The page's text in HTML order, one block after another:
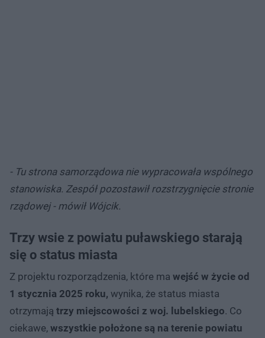
- Tu strona samorządowa nie wypracowała wspólnego
stanowiska. Zespół pozostawił rozstrzygnięcie stronie
rządowej - mówił Wójcik.
Trzy wsie z powiatu puławskiego starają
się o status miasta
Z projektu rozporządzenia, które ma wejść w życie od
1 stycznia 2025 roku, wynika, że status miasta
otrzymają trzy miejscowości z woj. lubelskiego. Co
ciekawe, wszystkie położone są na terenie powiatu